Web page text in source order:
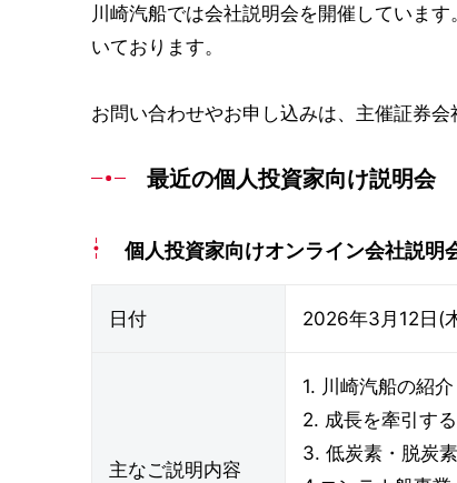
川崎汽船では会社説明会を開催していま
いております。
お問い合わせやお申し込みは、主催証券会
最近の個人投資家向け説明会
個人投資家向けオンライン会社説明
日付 2026年3月12日(
主なご説明内容
1. 川崎汽船の紹介
2. 成長を牽引す
3. 低炭素・脱炭